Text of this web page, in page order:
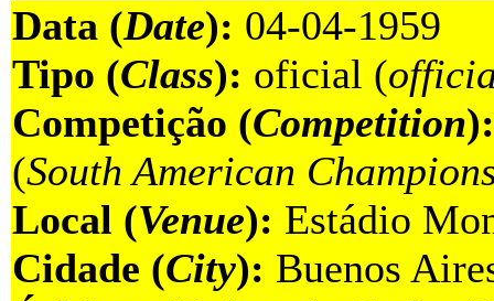
Data (Date): 04-04-1959
Tipo (Class): oficial (
Competição (Competition):
(South American
Local (Venue): Estádio
Cidade (City): Buenos